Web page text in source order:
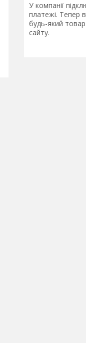
У компанії
платежі. Тепер
будь-який
сайту.